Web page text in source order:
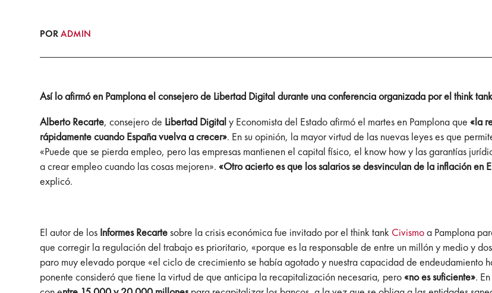
PORADMIN
Así lo afirmó en Pamplona el consejero de Libertad Digital durante una conferencia organizada por el think
Alberto Recarte, consejero de Libertad Digitaly Economista del Estado afirmó el martes en Pamplona que«la
rápidamente cuando España vuelva a crecer». En su opinión, la mayor virtud de las nuevas leyes es que
«Puede que se pierda empleo, pero las empresas mantienen el capital físico, el know how y las garantías
a crear empleo cuando las cosas mejoren».«Otro acierto es que los salarios se desvinculan de la inflación
explicó.
El autor de los Informes Recartesobre la crisis económica fue invitado por el think tank Civismoa Pamplona
que corregir la regulación del trabajo es prioritario, «porque es la responsable de entre un millón y medio y
paro muy elevado porque «el ciclo de crecimiento se había agotado y nuestra capacidad de endeudamiento
ponente consideró que tiene la virtud de que anticipa la recapitalización necesaria, pero«no es suficiente».